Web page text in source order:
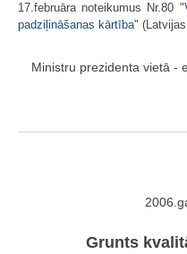
17.februāra noteikumus Nr.80 "
padziļināšanas kārtība"
Ministru prezidenta vietā -
Grunts